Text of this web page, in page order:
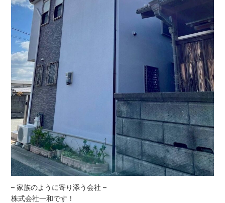
– 家族のように寄り添う会社 –
株式会社一和です！